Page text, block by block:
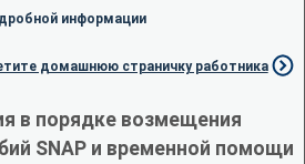
информации
домашнюю страничку работника
в порядке возмещения
SNAP и временной помощи